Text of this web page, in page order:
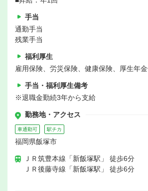
手当
通勤手当
残業手当
福利厚生
雇用保険、労災保険、健康保険、厚生年
手当・福利厚生備考
※退職金勤続3年から支給
勤務地・アクセス
車通勤可 駅チカ
福岡県飯塚市
ＪＲ筑豊本線「新飯塚駅」 徒歩6分
ＪＲ後藤寺線「新飯塚駅」 徒歩6分